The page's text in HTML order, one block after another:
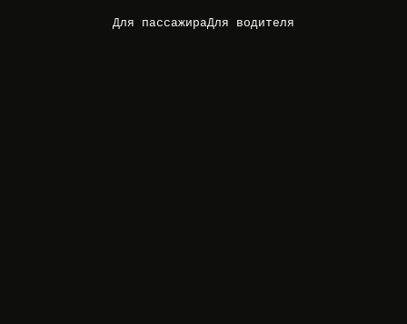
Для пассажираДля водителя